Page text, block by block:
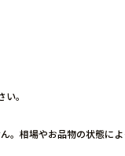
。
。相場やお品物の状態に